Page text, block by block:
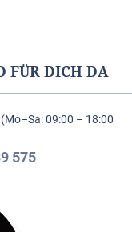
FÜR DICH DA
09:00 – 18:00
575